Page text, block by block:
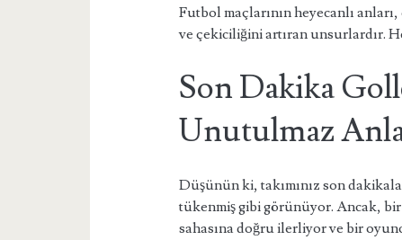
Futbol maçlarının heyecanlı
ve çekiciliğini artıran unsurlardır.
Son Dakika
Unutulmaz
Düşünün ki, takımınız son
tükenmiş gibi görünüyor. Ancak,
sahasına doğru ilerliyor ve bir